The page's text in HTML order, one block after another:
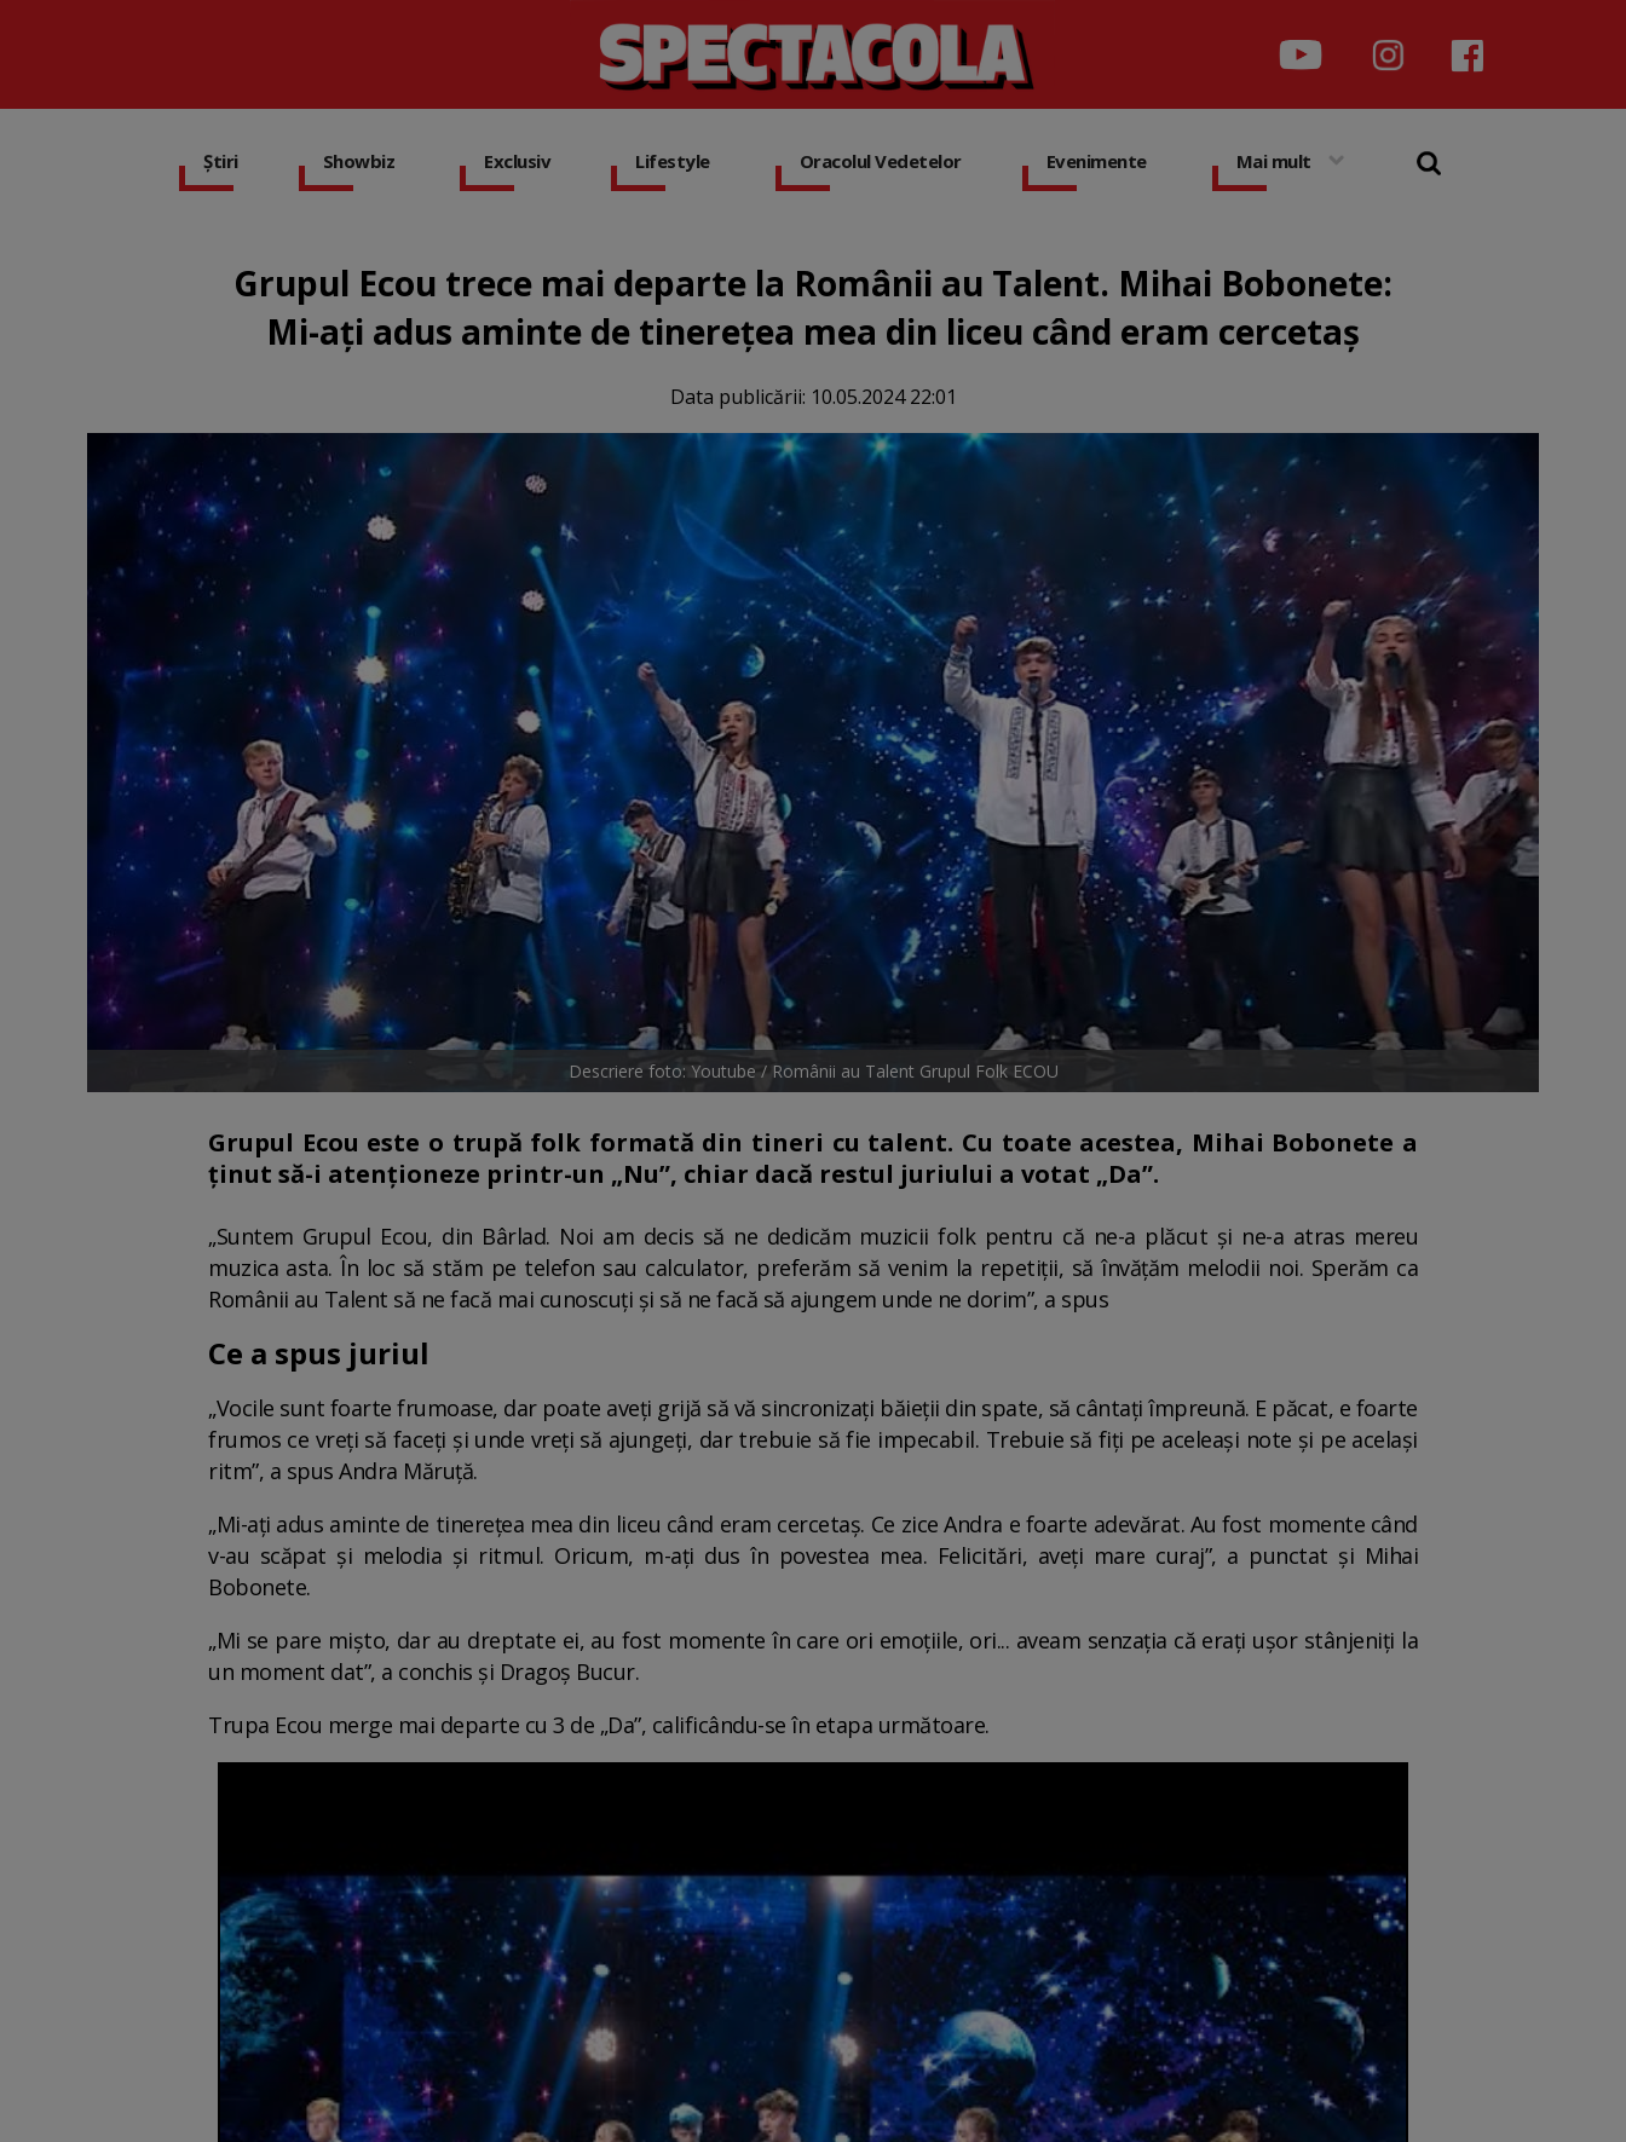
Știri Showbiz Exclusiv Lifestyle Oracolul Vedetelor Evenimente Mai mult
Grupul Ecou trece mai departe la Românii au Talent. Mihai Bobonete:
Mi-ați adus aminte de tinerețea mea din liceu când eram cercetaș
Data publicării: 10.05.2024 22:01
Descriere foto: Youtube / Românii au Talent Grupul Folk ECOU
Grupul Ecou este o trupă folk formată din tineri cu talent. Cu toate acestea, Mihai Bobonete a
ținut să-i atenționeze printr-un „Nu”, chiar dacă restul juriului a votat „Da”.
„Suntem Grupul Ecou, din Bârlad. Noi am decis să ne dedicăm muzicii folk pentru că ne-a plăcut și ne-a atras mereu
muzica asta. În loc să stăm pe telefon sau calculator, preferăm să venim la repetiții, să învățăm melodii noi. Sperăm ca
Românii au Talent să ne facă mai cunoscuți și să ne facă să ajungem unde ne dorim”, a spus
Ce a spus juriul
„Vocile sunt foarte frumoase, dar poate aveți grijă să vă sincronizați băieții din spate, să cântați împreună. E păcat, e foarte
frumos ce vreți să faceți și unde vreți să ajungeți, dar trebuie să fie impecabil. Trebuie să fiți pe aceleași note și pe același
ritm”, a spus Andra Măruță.
„Mi-ați adus aminte de tinerețea mea din liceu când eram cercetaș. Ce zice Andra e foarte adevărat. Au fost momente când
v-au scăpat și melodia și ritmul. Oricum, m-ați dus în povestea mea. Felicitări, aveți mare curaj”, a punctat și Mihai
Bobonete.
„Mi se pare mișto, dar au dreptate ei, au fost momente în care ori emoțiile, ori... aveam senzația că erați ușor stânjeniți la
un moment dat”, a conchis și Dragoș Bucur.
Trupa Ecou merge mai departe cu 3 de „Da”, calificându-se în etapa următoare.